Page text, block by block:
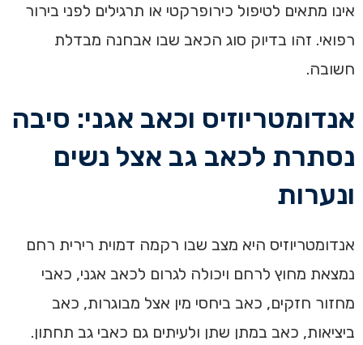
אינו מתאים לטיפול כירופרקטי או תרגילים לפני בירור
רפואי. זהו בדיוק סוג הכאב שבו אבחנה מבדלת
חשובה.
אנדומטריוזיס וכאב אגני: סיבה
נסתרת לכאב גב אצל נשים
ונערות
אנדומטריוזיס היא מצב שבו רקמה דמוית רירית רחם
נמצאת מחוץ לרחם ויכולה לגרום לכאב אגני, כאבי
מחזור חזקים, כאב ביחסי מין אצל מבוגרות, כאב
ביציאות, כאב במתן שתן ולעיתים גם כאבי גב תחתון.